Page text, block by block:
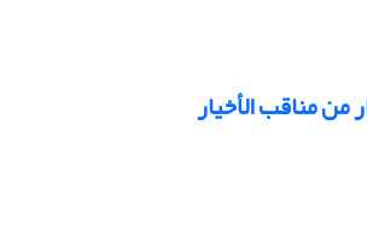
من مناقب الأخیار